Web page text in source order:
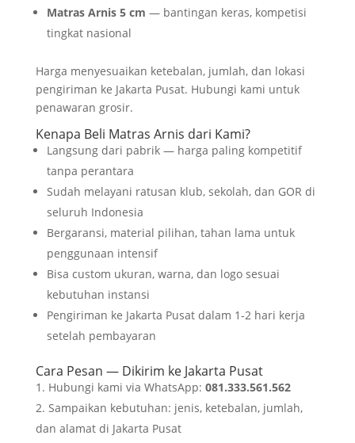
Matras Arnis 5 cm — bantingan keras, kompetisi
tingkat nasional
Harga menyesuaikan ketebalan, jumlah, dan lokasi
pengiriman ke Jakarta Pusat. Hubungi kami untuk
penawaran grosir.
Kenapa Beli Matras Arnis dari Kami?
Langsung dari pabrik — harga paling kompetitif
tanpa perantara
Sudah melayani ratusan klub, sekolah, dan GOR di
seluruh Indonesia
Bergaransi, material pilihan, tahan lama untuk
penggunaan intensif
Bisa custom ukuran, warna, dan logo sesuai
kebutuhan instansi
Pengiriman ke Jakarta Pusat dalam 1-2 hari kerja
setelah pembayaran
Cara Pesan — Dikirim ke Jakarta Pusat
Hubungi kami via WhatsApp: 081.333.561.562
Sampaikan kebutuhan: jenis, ketebalan, jumlah,
dan alamat di Jakarta Pusat